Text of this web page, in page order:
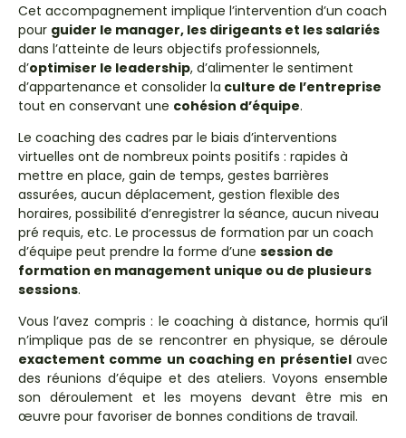
Cet accompagnement implique l’intervention d’un coach
pour guider le manager, les dirigeants et les salariés
dans l’atteinte de leurs objectifs professionnels,
d’optimiser le leadership, d’alimenter le sentiment
d’appartenance et consolider la culture de l’entreprise
tout en conservant une cohésion d’équipe.
Le coaching des cadres par le biais d’interventions
virtuelles ont de nombreux points positifs : rapides à
mettre en place, gain de temps, gestes barrières
assurées, aucun déplacement, gestion flexible des
horaires, possibilité d’enregistrer la séance, aucun niveau
pré requis, etc. Le processus de formation par un coach
d’équipe peut prendre la forme d’une session de
formation en management unique ou de plusieurs
sessions.
Vous l’avez compris : le coaching à distance, hormis qu’il
n’implique pas de se rencontrer en physique, se déroule
exactement comme un coaching en présentielavec
des réunions d’équipe et des ateliers. Voyons ensemble
son déroulement et les moyens devant être mis en
œuvre pour favoriser de bonnes conditions de travail.